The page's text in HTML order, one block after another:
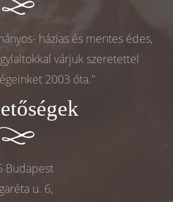
házias és mentes édes,
várjuk szeretettel
2003 óta."
Budapest
u. 6,